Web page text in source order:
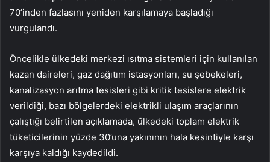
70’inden fazlasını yeniden karşılamaya başladığı
vurgulandı.
Öncelikle ülkedeki merkezi ısıtma sistemleri için kullanılan
kazan daireleri, gaz dağıtım istasyonları, su şebekeleri,
kanalizasyon arıtma tesisleri gibi kritik tesislere elektrik
verildiği, bazı bölgelerdeki elektrikli ulaşım araçlarının
çalıştığı belirtilen açıklamada, ülkedeki toplam elektrik
tüketicilerinin yüzde 30’una yakınının hala kesintiyle karşı
karşıya kaldığı kaydedildi.